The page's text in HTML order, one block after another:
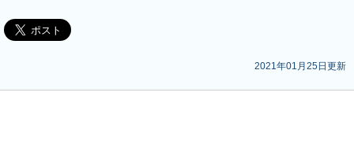
2021年01月25日更新